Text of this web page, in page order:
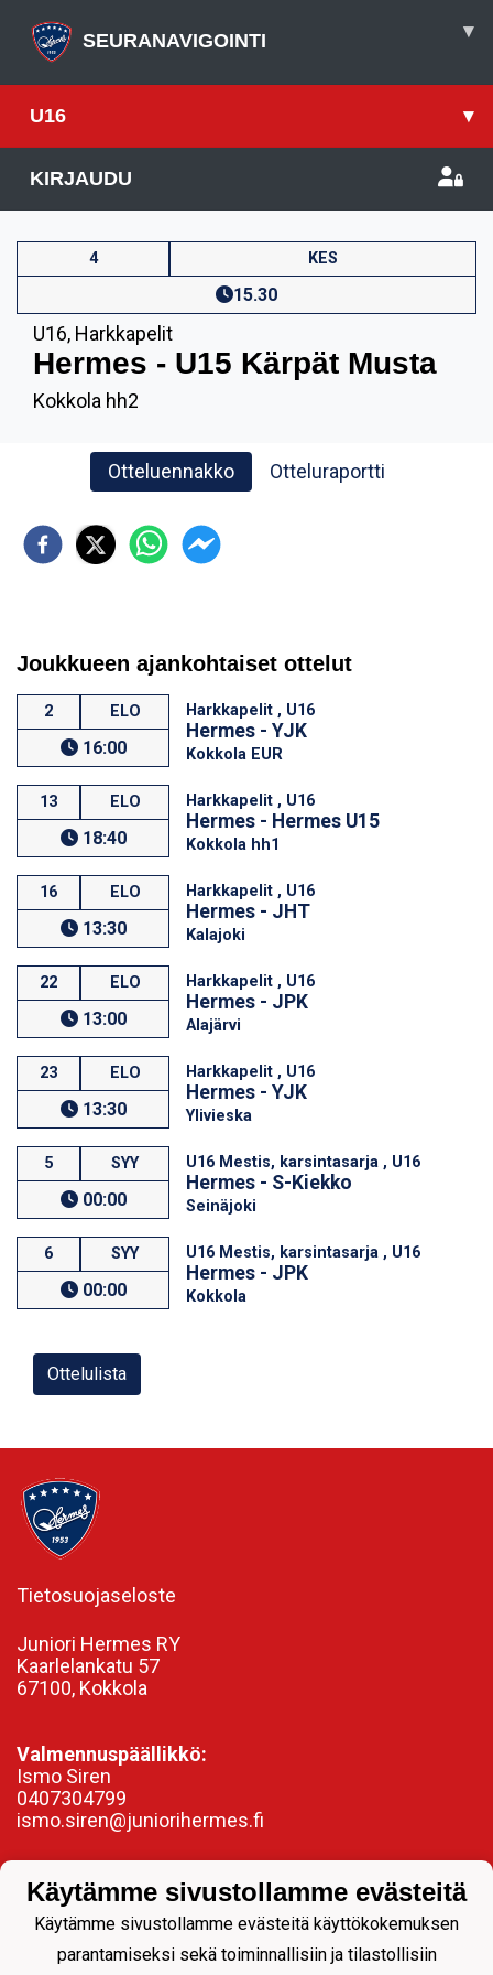
SEURANAVIGOINTI ▾
U16 ▾
KIRJAUDU
4 KES
15.30
U16, Harkkapelit
Hermes - U15 Kärpät Musta
Kokkola hh2
Otteluennakko Otteluraportti
Joukkueen ajankohtaiset ottelut
2 ELO
16:00
Harkkapelit , U16
Hermes - YJK
Kokkola EUR
13 ELO
18:40
Harkkapelit , U16
Hermes - Hermes U15
Kokkola hh1
16 ELO
13:30
Harkkapelit , U16
Hermes - JHT
Kalajoki
22 ELO
13:00
Harkkapelit , U16
Hermes - JPK
Alajärvi
23 ELO
13:30
Harkkapelit , U16
Hermes - YJK
Ylivieska
5 SYY
00:00
U16 Mestis, karsintasarja , U16
Hermes - S-Kiekko
Seinäjoki
6 SYY
00:00
U16 Mestis, karsintasarja , U16
Hermes - JPK
Kokkola
Ottelulista
Tietosuojaseloste
Juniori Hermes RY
Kaarlelankatu 57
67100, Kokkola
Valmennuspäällikkö:
Ismo Siren
0407304799
ismo.siren@juniorihermes.fi
Käytämme sivustollamme evästeitä
Käytämme sivustollamme evästeitä käyttökokemuksen
parantamiseksi sekä toiminnallisiin ja tilastollisiin